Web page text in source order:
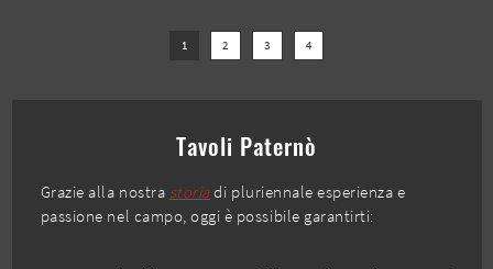
1 2 3 4
Tavoli Paternò
Grazie alla nostra storiadi pluriennale esperienza e
passione nel campo, oggi è possibile garantirti: